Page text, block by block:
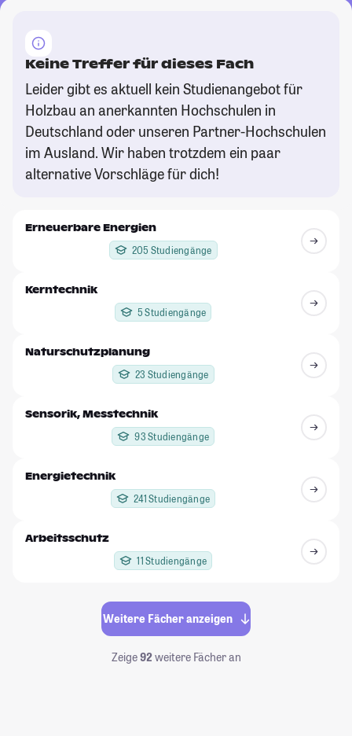
Keine Treffer für dieses Fach
Leider gibt es aktuell kein Studienangebot für
Holzbau an anerkannten Hochschulen in
Deutschland oder unseren Partner-Hochschulen
im Ausland. Wir haben trotzdem ein paar
alternative Vorschläge für dich!
Erneuerbare Energien
205 Studiengänge
Kerntechnik
5 Studiengänge
Naturschutzplanung
23 Studiengänge
Sensorik, Messtechnik
93 Studiengänge
Energietechnik
241 Studiengänge
Arbeitsschutz
11 Studiengänge
Weitere Fächer anzeigen
Zeige92weitere Fächer an